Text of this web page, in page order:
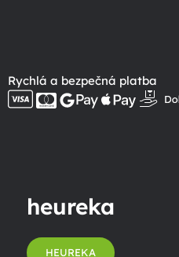
Rychlá a bezpečná platba
heureka
HEUREKA